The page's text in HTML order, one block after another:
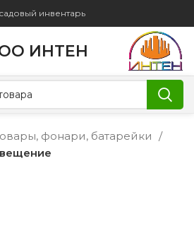
инвентарь
ИНТЕН
фонари, батарейки